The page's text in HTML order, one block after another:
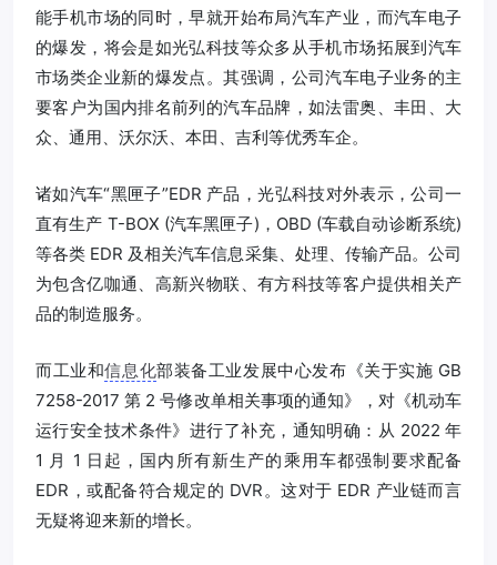
能手机市场的同时，早就开始布局汽车产业，而汽车电子
的爆发，将会是如光弘科技等众多从手机市场拓展到汽车
市场类企业新的爆发点。其强调，公司汽车电子业务的主
要客户为国内排名前列的汽车品牌，如法雷奥、丰田、大
众、通用、沃尔沃、本田、吉利等优秀车企。
诸如汽车“黑匣子”EDR 产品，光弘科技对外表示，公司一
直有生产 T-BOX (汽车黑匣子)，OBD (车载自动诊断系统)
等各类 EDR 及相关汽车信息采集、处理、传输产品。公司
为包含亿咖通、高新兴物联、有方科技等客户提供相关产
品的制造服务。
而工业和信息化部装备工业发展中心发布《关于实施 GB
7258-2017 第 2 号修改单相关事项的通知》，对《机动车
运行安全技术条件》进行了补充，通知明确：从 2022 年
1 月 1 日起，国内所有新生产的乘用车都强制要求配备
EDR，或配备符合规定的 DVR。这对于 EDR 产业链而言
无疑将迎来新的增长。